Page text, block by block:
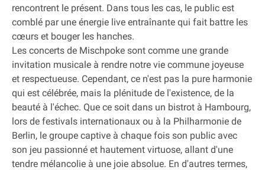
rencontrent le présent. Dans tous les cas, le public est
comblé par une énergie live entraînante qui fait battre les
cœurs et bouger les hanches.
Les concerts de Mischpoke sont comme une grande
invitation musicale à rendre notre vie commune joyeuse
et respectueuse. Cependant, ce n'est pas la pure harmonie
qui est célébrée, mais la plénitude de l'existence, de la
beauté à l'échec. Que ce soit dans un bistrot à Hambourg,
lors de festivals internationaux ou à la Philharmonie de
Berlin, le groupe captive à chaque fois son public avec
son jeu passionné et hautement virtuose, allant d'une
tendre mélancolie à une joie absolue. En d'autres termes,